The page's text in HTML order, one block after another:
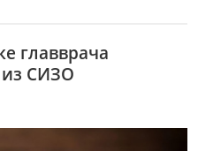
главврача
СИЗО